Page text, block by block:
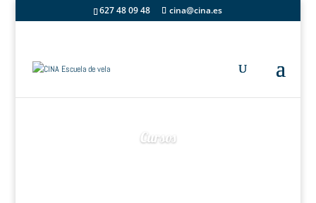
627 48 09 48 cina@cina.es
Cursos